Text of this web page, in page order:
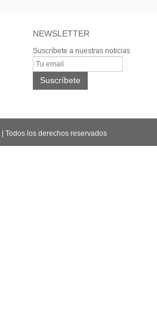
NEWSLETTER
Suscríbete a nuestras noticias
Todos los derechos reservados